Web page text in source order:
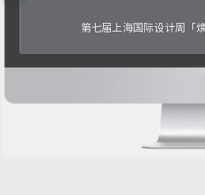
第七届上海国际设计周「